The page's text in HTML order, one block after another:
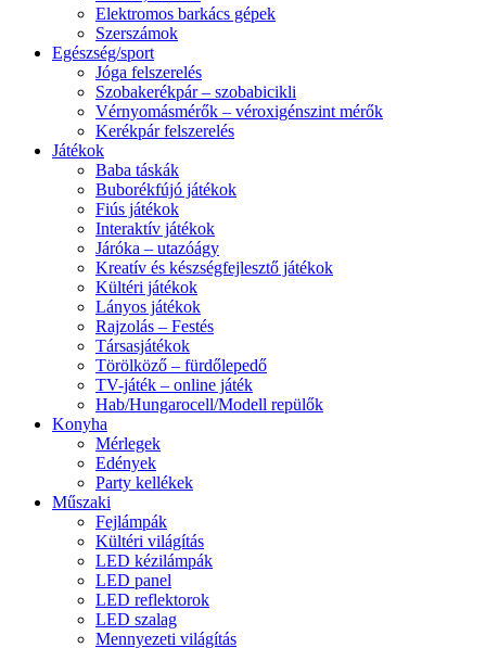
Elektromos barkács gépek
Szerszámok
Egészség/sport
Jóga felszerelés
Szobakerékpár – szobabicikli
Vérnyomásmérők – véroxigénszint mérők
Kerékpár felszerelés
Játékok
Baba táskák
Buborékfújó játékok
Fiús játékok
Interaktív játékok
Járóka – utazóágy
Kreatív és készségfejlesztő játékok
Kültéri játékok
Lányos játékok
Rajzolás – Festés
Társasjátékok
Törölköző – fürdőlepedő
TV-játék – online játék
Hab/Hungarocell/Modell repülők
Konyha
Mérlegek
Edények
Party kellékek
Műszaki
Fejlámpák
Kültéri világítás
LED kézilámpák
LED panel
LED reflektorok
LED szalag
Mennyezeti világítás